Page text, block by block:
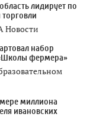
лидирует по
Новости
набор
фермера»
миллиона
ивановских